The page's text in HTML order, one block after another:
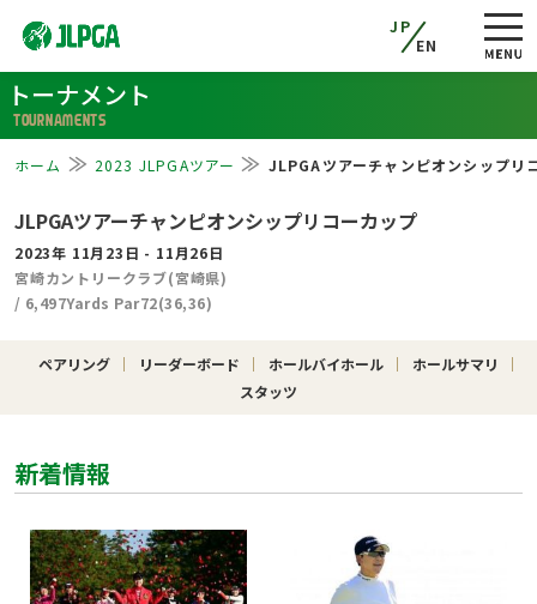
JP
EN
トーナメント
TOURNAMENTS
ホーム 2023 JLPGAツアー JLPGAツアーチャンピオンシップリ
JLPGAツアーチャンピオンシップリコーカップ
2023年 11月23日 - 11月26日
宮崎カントリークラブ(宮崎県)
/ 6,497Yards Par72(36,36)
ペアリング リーダーボード ホールバイホール
ホールサマリ
スタッツ
新着情報